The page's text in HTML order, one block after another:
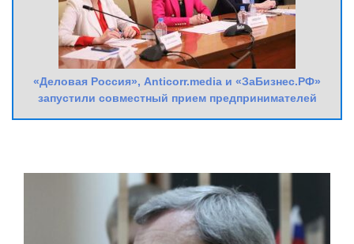
«Деловая Россия», Anticorr.media и «ЗаБизнес.РФ»
запустили совместный прием предпринимателей